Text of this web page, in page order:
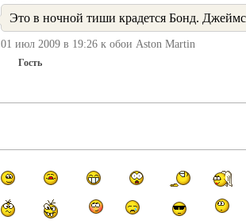
Это в ночной тиши крадется Бонд.
01 июл 2009 в 19:26 к обои Aston Martin
Гость